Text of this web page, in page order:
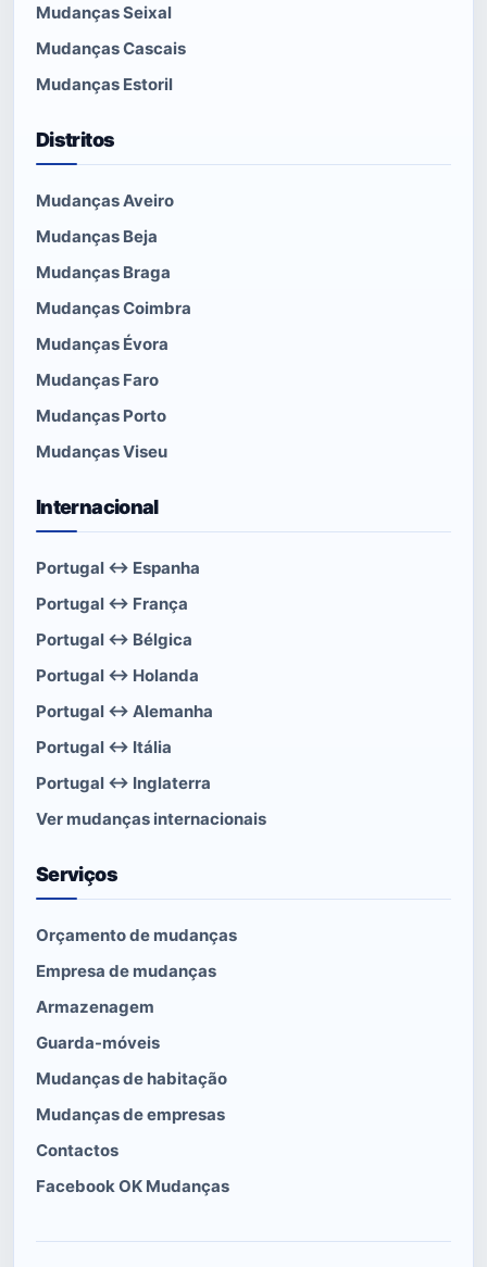
Mudanças Seixal
Mudanças Cascais
Mudanças Estoril
Distritos
Mudanças Aveiro
Mudanças Beja
Mudanças Braga
Mudanças Coimbra
Mudanças Évora
Mudanças Faro
Mudanças Porto
Mudanças Viseu
Internacional
Portugal ↔ Espanha
Portugal ↔ França
Portugal ↔ Bélgica
Portugal ↔ Holanda
Portugal ↔ Alemanha
Portugal ↔ Itália
Portugal ↔ Inglaterra
Ver mudanças internacionais
Serviços
Orçamento de mudanças
Empresa de mudanças
Armazenagem
Guarda-móveis
Mudanças de habitação
Mudanças de empresas
Contactos
Facebook OK Mudanças